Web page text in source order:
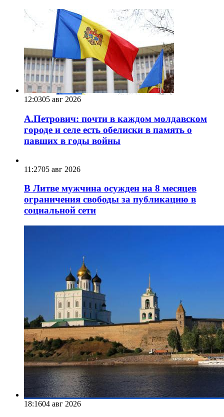
12:0305 авг 2026
А.Петрович: почти в каждом молдавском
городе и селе есть обелиски в память о
павших в годы войны
11:2705 авг 2026
В Литве мужчина осужден на 8 месяцев
ограничения свободы за публикацию в
социальной сети
18:1604 авг 2026